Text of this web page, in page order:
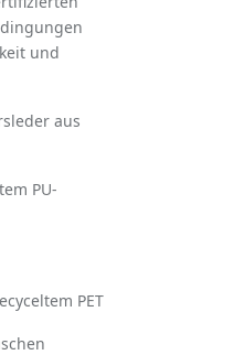
und
aus
PU-
PET